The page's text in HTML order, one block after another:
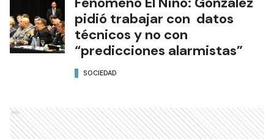
Fenómeno El Niño: González
pidió trabajar con datos
técnicos y no con
“predicciones alarmistas”
Ads